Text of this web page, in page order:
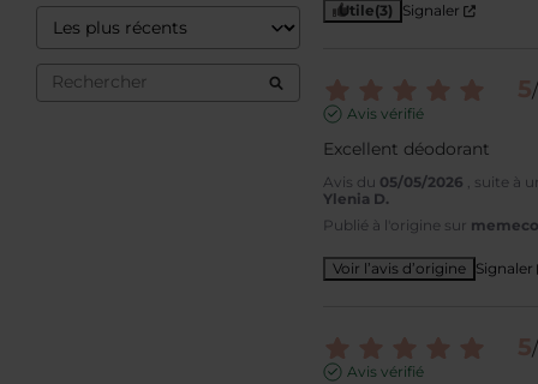
Utile(3) Signaler
5/
Avis vérifié
Excellent déodorant
Avis du 05/05/2026 , suite à
Ylenia D.
Publié à l'origine sur
Voir l’avis d’origine Signaler
5/
Avis vérifié